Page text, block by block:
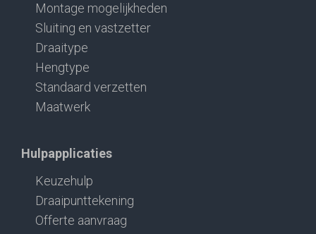
Montage mogelijkheden
Sluiting en vastzetter
Draaitype
Hengtype
Standaard verzetten
Maatwerk
Hulpapplicaties
Keuzehulp
Draaipunttekening
Offerte aanvraag